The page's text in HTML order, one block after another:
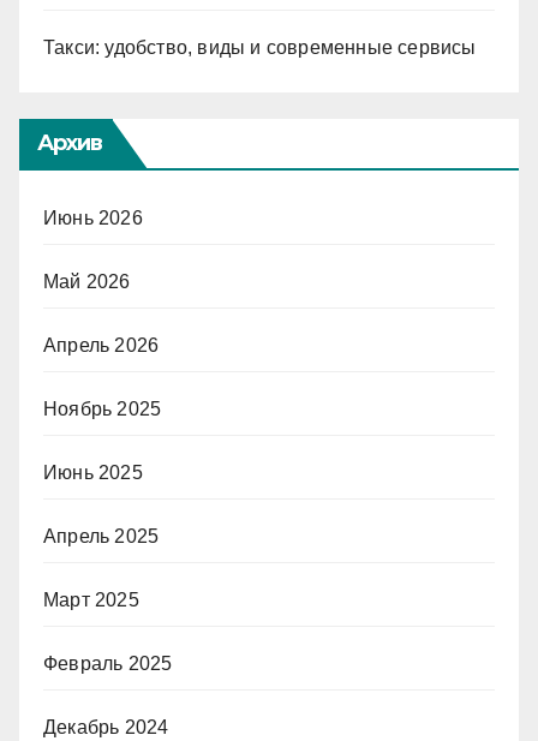
Такси: удобство, виды и современные сервисы
Архив
Июнь 2026
Май 2026
Апрель 2026
Ноябрь 2025
Июнь 2025
Апрель 2025
Март 2025
Февраль 2025
Декабрь 2024